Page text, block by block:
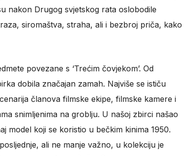
nakon Drugog svjetskog rata oslobodile
siromaštva, straha, ali i bezbroj priča, kako
povezane s ‘Trećim čovjekom’. Od
dobila značajan zamah. Najviše se ističu
članova filmske ekipe, filmske kamere i
snimljenima na groblju. U našoj zbirci našao
model koji se koristio u bečkim kinima 1950.
ali ne manje važno, u kolekciju je